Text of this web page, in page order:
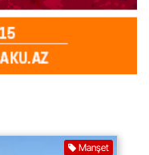
Manşet